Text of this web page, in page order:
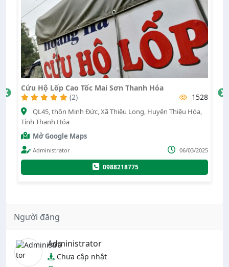
Cứu Hộ Lốp Cao Tốc Mai Sơn Thanh Hóa
(2)
1528
QL45, thôn Minh Đức, Xã Thiệu Long, Huyện Thiệu Hóa,
Tỉnh Thanh Hóa
Mở Google Maps
Administrator 06/03/2025
0988218775
Người đăng
Administrator
Chưa cập nhật